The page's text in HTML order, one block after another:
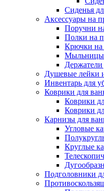
Сиденья
Аксессуары на
Поручни
Полки на
Крючки на
Мыльницы
Держатели
Душевые лейки
Инвентарь для
Коврики для
Коврики
Коврики
Карнизы для
Угловые
Круглые
Подголовники